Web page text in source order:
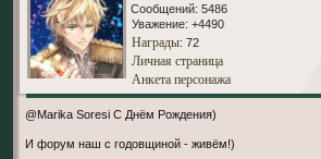
Сообщений: 5486
Уважение: +4490
Награды: 72
Личная страница
Анкета персонажа
@Marika Soresi С Днём Рождения)
И форум наш с годовщиной - живём!)